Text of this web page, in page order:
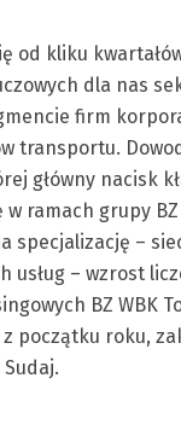
od kliku
dla nas
firm
transportu.
główny nacisk
ramach grupy BZ
specjalizację –
usług – wzrost
BZ WBK
początku roku,